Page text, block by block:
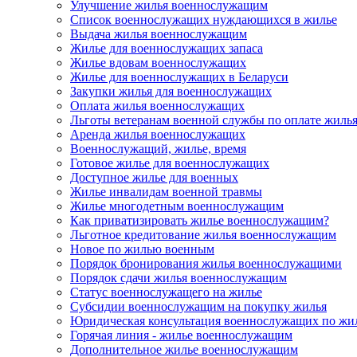
Улучшение жилья военнослужащим
Список военнослужащих нуждающихся в жилье
Выдача жилья военнослужащим
Жилье для военнослужащих запаса
Жилье вдовам военнослужащих
Жилье для военнослужащих в Беларуси
Закупки жилья для военнослужащих
Оплата жилья военнослужащих
Льготы ветеранам военной службы по оплате жилья
Аренда жилья военнослужащих
Военнослужащий, жилье, время
Готовое жилье для военнослужащих
Доступное жилье для военных
Жилье инвалидам военной травмы
Жилье многодетным военнослужащим
Как приватизировать жилье военнослужащим?
Льготное кредитование жилья военнослужащим
Новое по жилью военным
Порядок бронирования жилья военнослужащими
Порядок сдачи жилья военнослужащим
Статус военнослужащего на жилье
Субсидии военнослужащим на покупку жилья
Юридическая консультация военнослужащих по
Горячая линия - жилье военнослужащим
Дополнительное жилье военнослужащим